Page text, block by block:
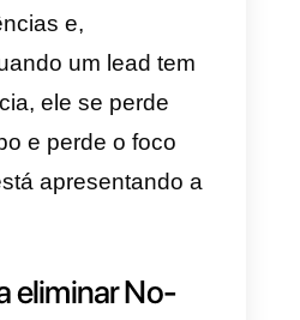
ou
das razões mais
cliente não dá a